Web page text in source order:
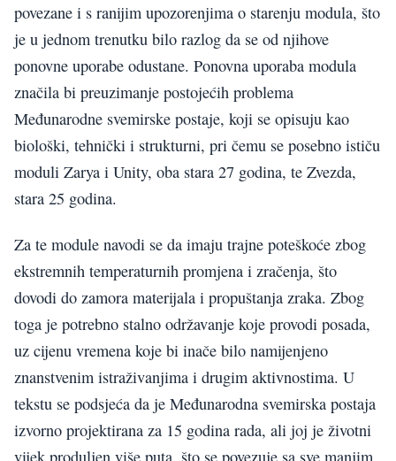
povezane i s ranijim upozorenjima o starenju modula, što
je u jednom trenutku bilo razlog da se od njihove
ponovne uporabe odustane. Ponovna uporaba modula
značila bi preuzimanje postojećih problema
Međunarodne svemirske postaje, koji se opisuju kao
biološki, tehnički i strukturni, pri čemu se posebno ističu
moduli Zarya i Unity, oba stara 27 godina, te Zvezda,
stara 25 godina.
Za te module navodi se da imaju trajne poteškoće zbog
ekstremnih temperaturnih promjena i zračenja, što
dovodi do zamora materijala i propuštanja zraka. Zbog
toga je potrebno stalno održavanje koje provodi posada,
uz cijenu vremena koje bi inače bilo namijenjeno
znanstvenim istraživanjima i drugim aktivnostima. U
tekstu se podsjeća da je Međunarodna svemirska postaja
izvorno projektirana za 15 godina rada, ali joj je životni